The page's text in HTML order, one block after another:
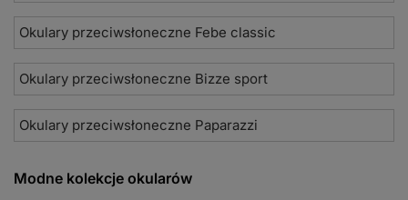
Okulary przeciwsłoneczne Febe classic
Okulary przeciwsłoneczne Bizze sport
Okulary przeciwsłoneczne Paparazzi
Modne kolekcje okularów